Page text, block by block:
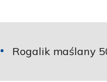
Rogalik maślany